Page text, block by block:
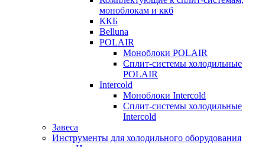
моноблокам и ккб
ККБ
Belluna
POLAIR
Моноблоки POLAIR
Сплит-системы холодильные
POLAIR
Intercold
Моноблоки Intercold
Сплит-системы холодильные
Intercold
Завеса
Инструменты для холодильного оборудования